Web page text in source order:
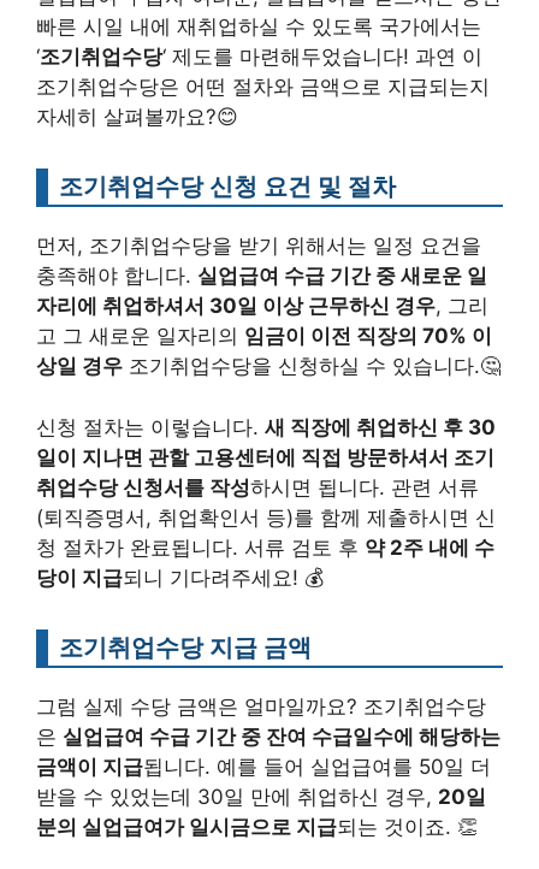
빠른 시일 내에 재취업하실 수 있도록 국가에서는
‘조기취업수당‘ 제도를 마련해두었습니다! 과연 이
조기취업수당은 어떤 절차와 금액으로 지급되는지
자세히 살펴볼까요?😊
조기취업수당 신청 요건 및 절차
먼저, 조기취업수당을 받기 위해서는 일정 요건을
충족해야 합니다. 실업급여 수급 기간 중 새로운 일
자리에 취업하셔서 30일 이상 근무하신 경우, 그리
고 그 새로운 일자리의 임금이 이전 직장의 70% 이
상일 경우 조기취업수당을 신청하실 수 있습니다.🤔
신청 절차는 이렇습니다. 새 직장에 취업하신 후 30
일이 지나면 관할 고용센터에 직접 방문하셔서 조기
취업수당 신청서를 작성하시면 됩니다. 관련 서류
(퇴직증명서, 취업확인서 등)를 함께 제출하시면 신
청 절차가 완료됩니다. 서류 검토 후 약 2주 내에 수
당이 지급되니 기다려주세요! 💰
조기취업수당 지급 금액
그럼 실제 수당 금액은 얼마일까요? 조기취업수당
은 실업급여 수급 기간 중 잔여 수급일수에 해당하는
금액이 지급됩니다. 예를 들어 실업급여를 50일 더
받을 수 있었는데 30일 만에 취업하신 경우, 20일
분의 실업급여가 일시금으로 지급되는 것이죠. 👏